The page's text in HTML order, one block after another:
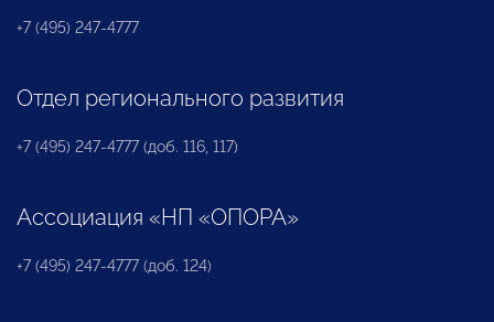
+7 (495) 247-4777
Отдел регионального развития
+7 (495) 247-4777 (доб. 116, 117)
Ассоциация «НП «ОПОРА»
+7 (495) 247-4777 (доб. 124)